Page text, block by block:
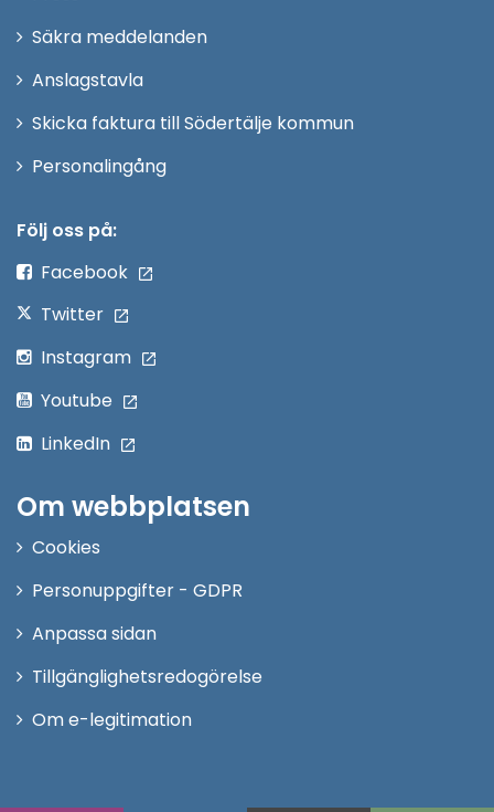
fönster
Säkra meddelanden
Anslagstavla
Skicka faktura till Södertälje kommun
PersonalingångÖppna
Följ oss på:
Facebook
Twitter
Instagram
Youtube
LinkedIn
Om webbplatsen
Cookies
Personuppgifter - GDPR
Anpassa sidan
Tillgänglighetsredogörelse
Om e-legitimation